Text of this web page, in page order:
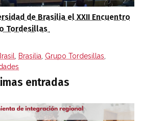
de Brasilia el XXII Encuentro
Tordesillas
Brasilia Grupo Tordesillas
entradas